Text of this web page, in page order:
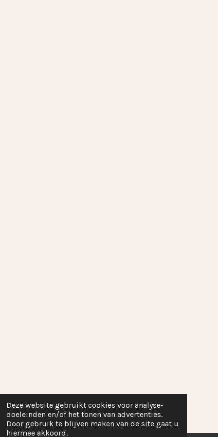
Deze website gebruikt cookies voor analyse-
doeleinden en/of het tonen van advertenties.
Door gebruik te blijven maken van de site gaat u
hiermee akkoord.